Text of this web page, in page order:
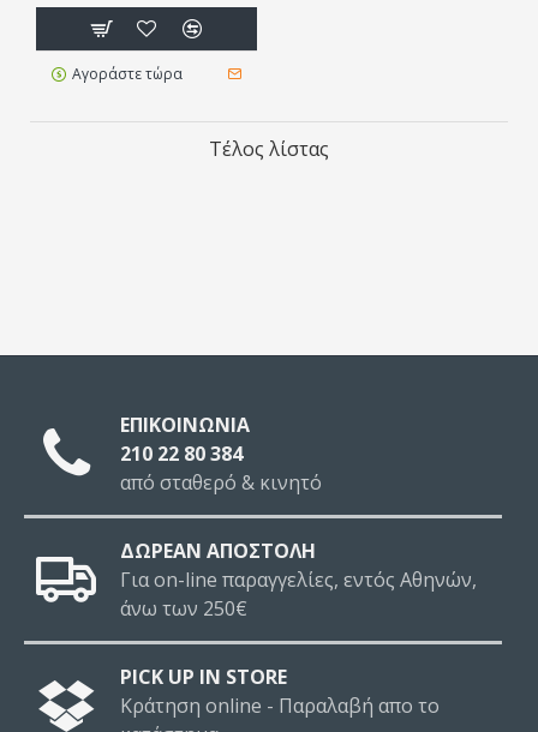
Αγοράστε τώρα
Τέλος λίστας
ΕΠΙΚΟΙΝΩΝΙΑ
210 22 80 384
από σταθερό & κινητό
ΔΩΡΕΑΝ ΑΠΟΣΤΟΛΗ
Για on-line παραγγελίες, εντός Αθηνών,
άνω των 250€
PICK UP IN STORE
Κράτηση online - Παραλαβή απο το